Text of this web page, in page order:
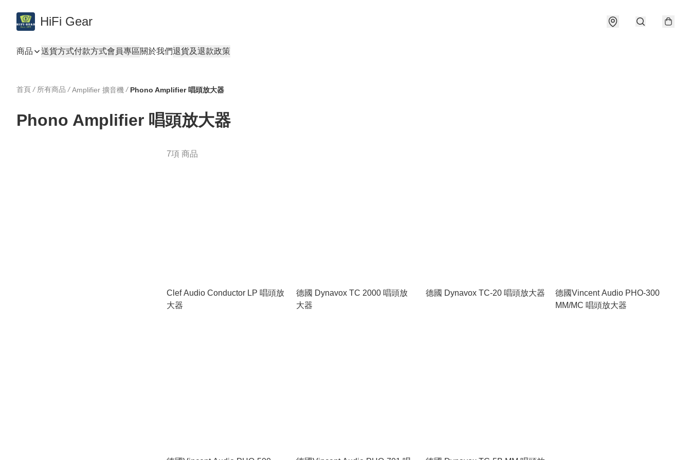
HiFi Gear
商品 送貨方式付款方式會員專區關於我們退貨及退款政策
首頁 / 所有商品 / Amplifier 擴音機 / Phono Amplifier 唱頭放大器
Phono Amplifier 唱頭放大器
7項 商品
Clef Audio Conductor LP 唱頭放
大器
德國 Dynavox TC 2000 唱頭放
大器
德國 Dynavox TC-20 唱頭放大器
德國Vincent Audio PHO-300
MM/MC 唱頭放大器